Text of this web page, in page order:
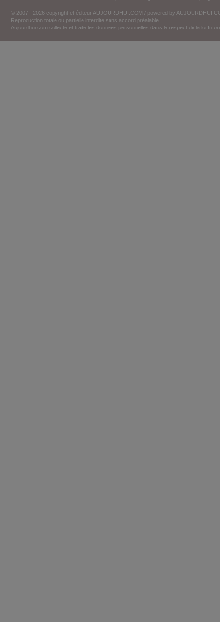
© 2007 - 2026 copyright et éditeur AUJOURDHUI.COM / powered by
Reproduction totale ou partielle interdite sans accord préalable.
Aujourdhui.com collecte et traite les données personnelles dans le respect de la loi